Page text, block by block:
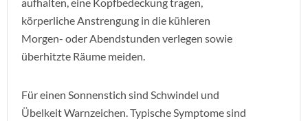
körperliche Anstrengung in die kühleren
Morgen- oder Abendstunden verlegen sowie
überhitzte Räume meiden.
Für einen Sonnenstich sind Schwindel und
Übelkeit Warnzeichen. Typische Symptome sind